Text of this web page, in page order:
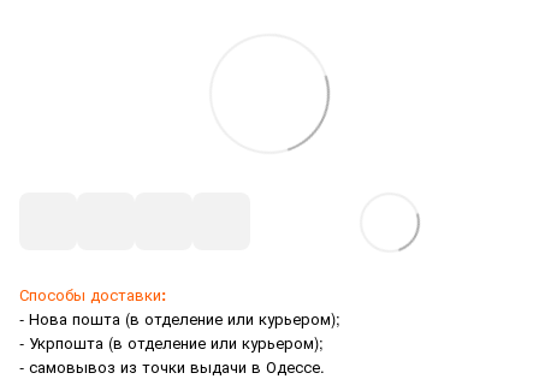
Способы доставки:
- Нова пошта (в отделение или курьером);
- Укрпошта (в отделение или курьером);
- самовывоз из точки выдачи в Одессе.